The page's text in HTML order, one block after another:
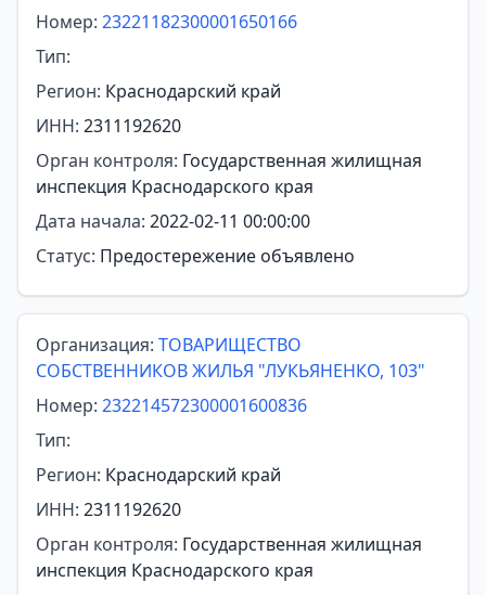
Номер: 23221182300001650166
Тип:
Регион: Краснодарский край
ИНН: 2311192620
Орган контроля: Государственная жилищная
инспекция Краснодарского края
Дата начала: 2022-02-11 00:00:00
Статус: Предостережение объявлено
Организация: ТОВАРИЩЕСТВО
СОБСТВЕННИКОВ ЖИЛЬЯ "ЛУКЬЯНЕНКО, 103"
Номер: 232214572300001600836
Тип:
Регион: Краснодарский край
ИНН: 2311192620
Орган контроля: Государственная жилищная
инспекция Краснодарского края